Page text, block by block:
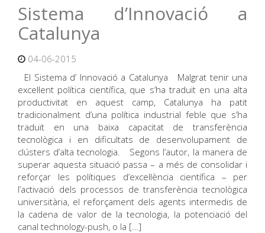
Sistema d’Innovació a
Catalunya
04-06-2015
El Sistema d’ Innovació a Catalunya Malgrat tenir una
excel·lent política científica, que s’ha traduït en una alta
productivitat en aquest camp, Catalunya ha patit
tradicionalment d’una política industrial feble que s’ha
traduït en una baixa capacitat de transferència
tecnològica i en dificultats de desenvolupament de
clústers d’alta tecnologia. Segons l’autor, la manera de
superar aquesta situació passa – a més de consolidar i
reforçar les polítiques d’excel·lència científica – per
l’activació dels processos de transferència tecnològica
universitària, el reforçament dels agents intermedis de
la cadena de valor de la tecnologia, la potenciació del
canal technology-push, o la […]